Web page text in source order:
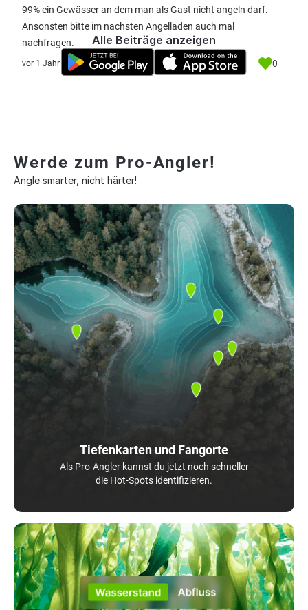
99% ein Gewässer an dem man als Gast nicht angeln darf.
Ansonsten bitte im nächsten Angelladen auch mal
nachfragen.
vor 1 Jahr 0
Alle Beiträge anzeigen
Werde zum Pro-Angler!
Angle smarter, nicht härter!
Tiefenkarten und Fangorte
Als Pro-Angler kannst du jetzt noch schneller
die Hot-Spots identifizieren.